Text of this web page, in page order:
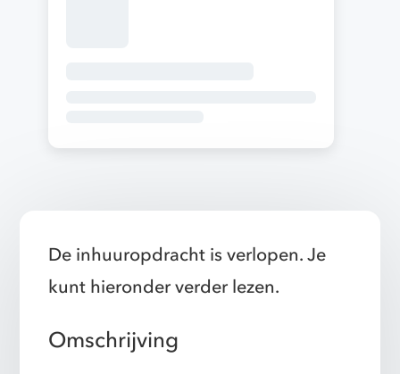
De inhuuropdracht is verlopen. Je
kunt hieronder verder lezen.
Omschrijving